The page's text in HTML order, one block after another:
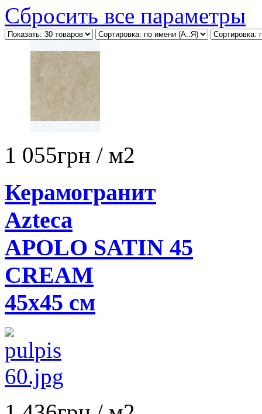
Сбросить все параметры
1 055грн / м2
Керамогранит
Azteca
APOLO SATIN 45
CREAM
45х45 см